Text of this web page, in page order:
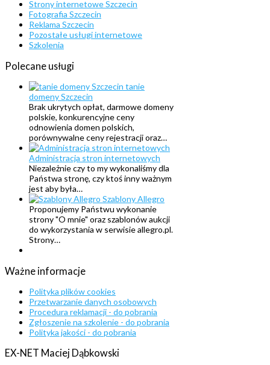
Strony internetowe Szczecin
Fotografia Szczecin
Reklama Szczecin
Pozostałe usługi internetowe
Szkolenia
Polecane usługi
tanie
domeny Szczecin
Brak ukrytych opłat, darmowe domeny
polskie, konkurencyjne ceny
odnowienia domen polskich,
porównywalne ceny rejestracji oraz…
Administracja stron internetowych
Niezależnie czy to my wykonaliśmy dla
Państwa stronę, czy ktoś inny ważnym
jest aby była…
Szablony Allegro
Proponujemy Państwu wykonanie
strony "O mnie" oraz szablonów aukcji
do wykorzystania w serwisie allegro.pl.
Strony…
Ważne informacje
Polityka plików cookies
Przetwarzanie danych osobowych
Procedura reklamacji - do pobrania
Zgłoszenie na szkolenie - do pobrania
Polityka jakości - do pobrania
EX-NET Maciej Dąbkowski